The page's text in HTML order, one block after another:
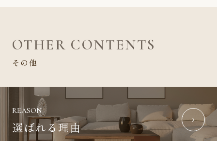
OTHER CONTENTS
その他
REASON
選ばれる理由